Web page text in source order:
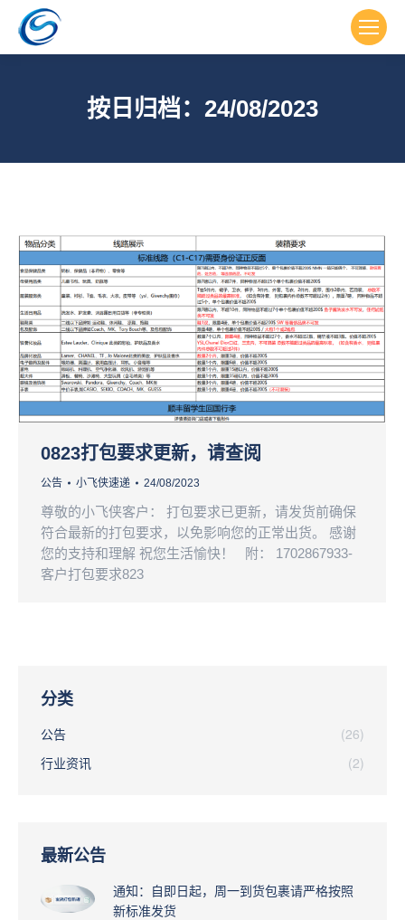
按日归档： 24/08/2023
0823打包要求更新，请查阅
公告 小飞侠速递 24/08/2023
尊敬的小飞侠客户： 打包要求已更新，请发货前确保
符合最新的打包要求，以免影响您的正常出货。 感谢
您的支持和理解 祝您生活愉快！ 附： 1702867933-
客户打包要求823
分类
公告
(26)
行业资讯
(2)
最新公告
通知：自即日起，周一到货包裹请严格按照
新标准发货